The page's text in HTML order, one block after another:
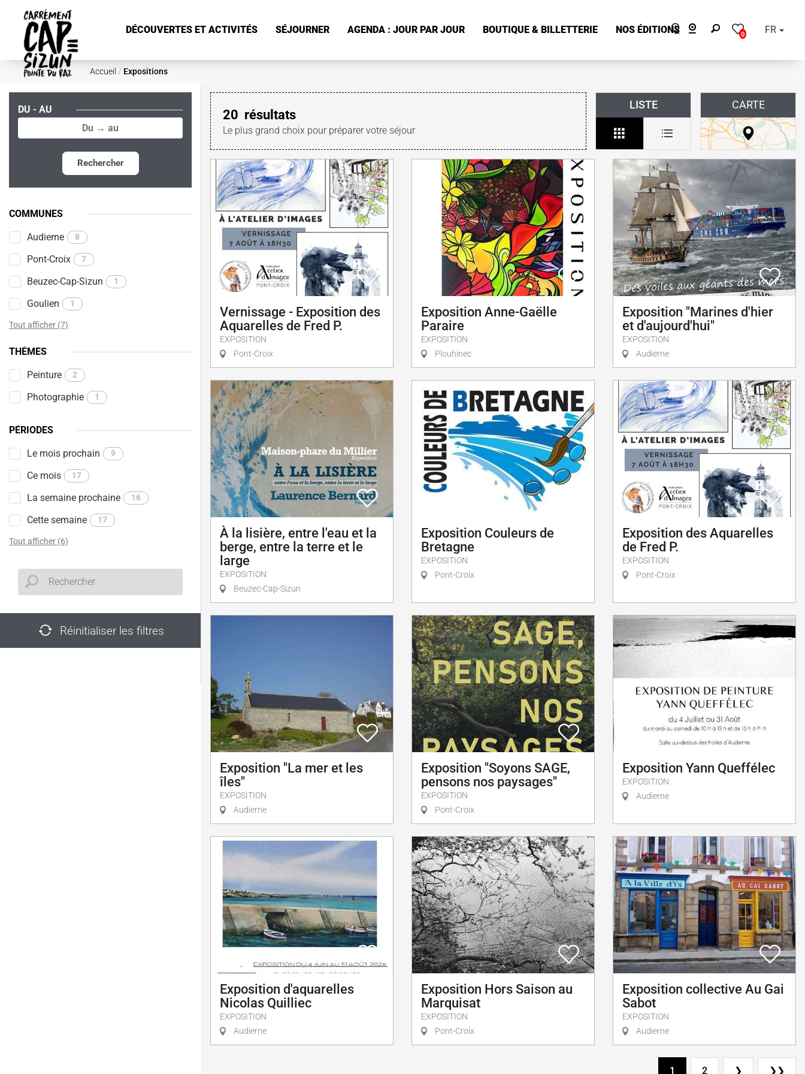
Aller au contenu principal
0 FR
DÉCOUVERTES ET ACTIVITÉS SÉJOURNER AGENDA : JOUR PAR JOUR BOUTIQUE & BILLETTERIE NOS ÉDITIONS
Accueil / Expositions
DU - AU
Rechercher
COMMUNES
Audierne 8
Pont-Croix 7
Beuzec-Cap-Sizun 1
Goulien 1
Tout afficher (7)
THÈMES
Peinture 2
Photographie 1
PÉRIODES
Le mois prochain 9
Ce mois 17
La semaine prochaine 16
Cette semaine 17
Tout afficher (6)
Réinitialiser les filtres
20 résultats
Le plus grand choix pour préparer votre séjour
LISTE CARTE
Vernissage - Exposition des
Aquarelles de Fred P.
EXPOSITION
Pont-Croix
Exposition Anne-Gaëlle
Paraire
EXPOSITION
Plouhinec
Exposition "Marines d'hier
et d'aujourd'hui"
EXPOSITION
Audierne
À la lisière, entre l'eau et la
berge, entre la terre et le
large
EXPOSITION
Beuzec-Cap-Sizun
Exposition Couleurs de
Bretagne
EXPOSITION
Pont-Croix
Exposition des Aquarelles
de Fred P.
EXPOSITION
Pont-Croix
Exposition "La mer et les
îles"
EXPOSITION
Audierne
Exposition "Soyons SAGE,
pensons nos paysages"
EXPOSITION
Pont-Croix
Exposition Yann Queffélec
EXPOSITION
Audierne
Exposition d'aquarelles
Nicolas Quilliec
EXPOSITION
Audierne
Exposition Hors Saison au
Marquisat
EXPOSITION
Pont-Croix
Exposition collective Au Gai
Sabot
EXPOSITION
Audierne
1 2 ❯ ❯❯